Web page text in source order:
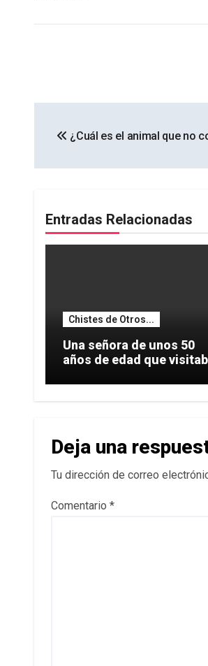
de
entradas
¿Cuál es el animal que no
Entradas Relacionadas
Chistes de Otros...
Una señora de unos 50
años de edad que
Deja una
Tu dirección de correo
Comentario *